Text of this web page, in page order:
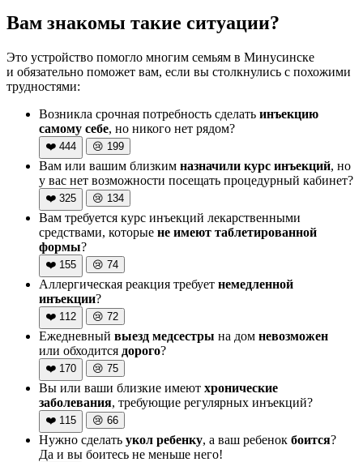
Вам знакомы такие ситуации?
Это устройство помогло многим семьям в Минусинске
и обязательно поможет вам, если вы столкнулись с похожими
трудностями:
Возникла срочная потребность сделать инъекцию
самому себе, но никого нет рядом?
❤️ 444 😢 199
Вам или вашим близким назначили курс инъекций, но
у вас нет возможности посещать процедурный кабинет?
❤️ 325 😢 134
Вам требуется курс инъекций лекарственными
средствами, которые не имеют таблетированной
формы?
❤️ 155 😢 74
Аллергическая реакция требует немедленной
инъекции?
❤️ 112 😢 72
Ежедневный выезд медсестры на дом невозможен
или обходится дорого?
❤️ 170 😢 75
Вы или ваши близкие имеют хронические
заболевания, требующие регулярных инъекций?
❤️ 115 😢 66
Нужно сделать укол ребенку, а ваш ребенок боится?
Да и вы боитесь не меньше него!